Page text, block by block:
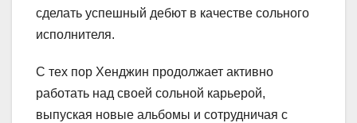
сделать успешный дебют в качестве сольного
исполнителя.
С тех пор Хенджин продолжает активно
работать над своей сольной карьерой,
выпуская новые альбомы и сотрудничая с